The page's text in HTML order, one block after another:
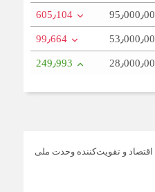
605٫104
99٫664
249٫993
اقتصاد و تقویت‌کننده وحدت ملی